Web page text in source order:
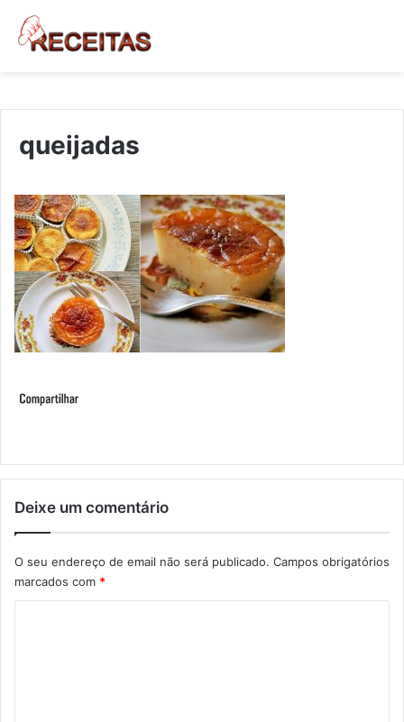
queijadas
Deixe um comentário
O seu endereço de email não será publicado. Campos obrigatórios
marcados com *